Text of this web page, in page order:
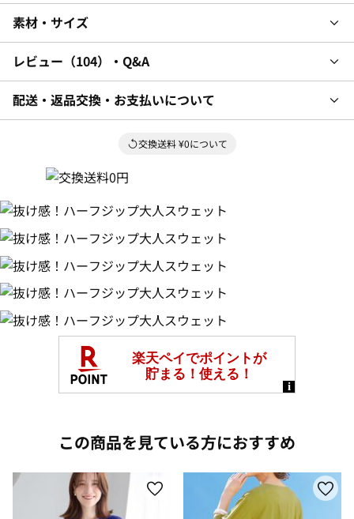
素材・サイズ
レビュー 104 ・Q&A
配送・返品交換・お支払いについて
交換送料 ¥0について
この商品を見ている方におすすめ